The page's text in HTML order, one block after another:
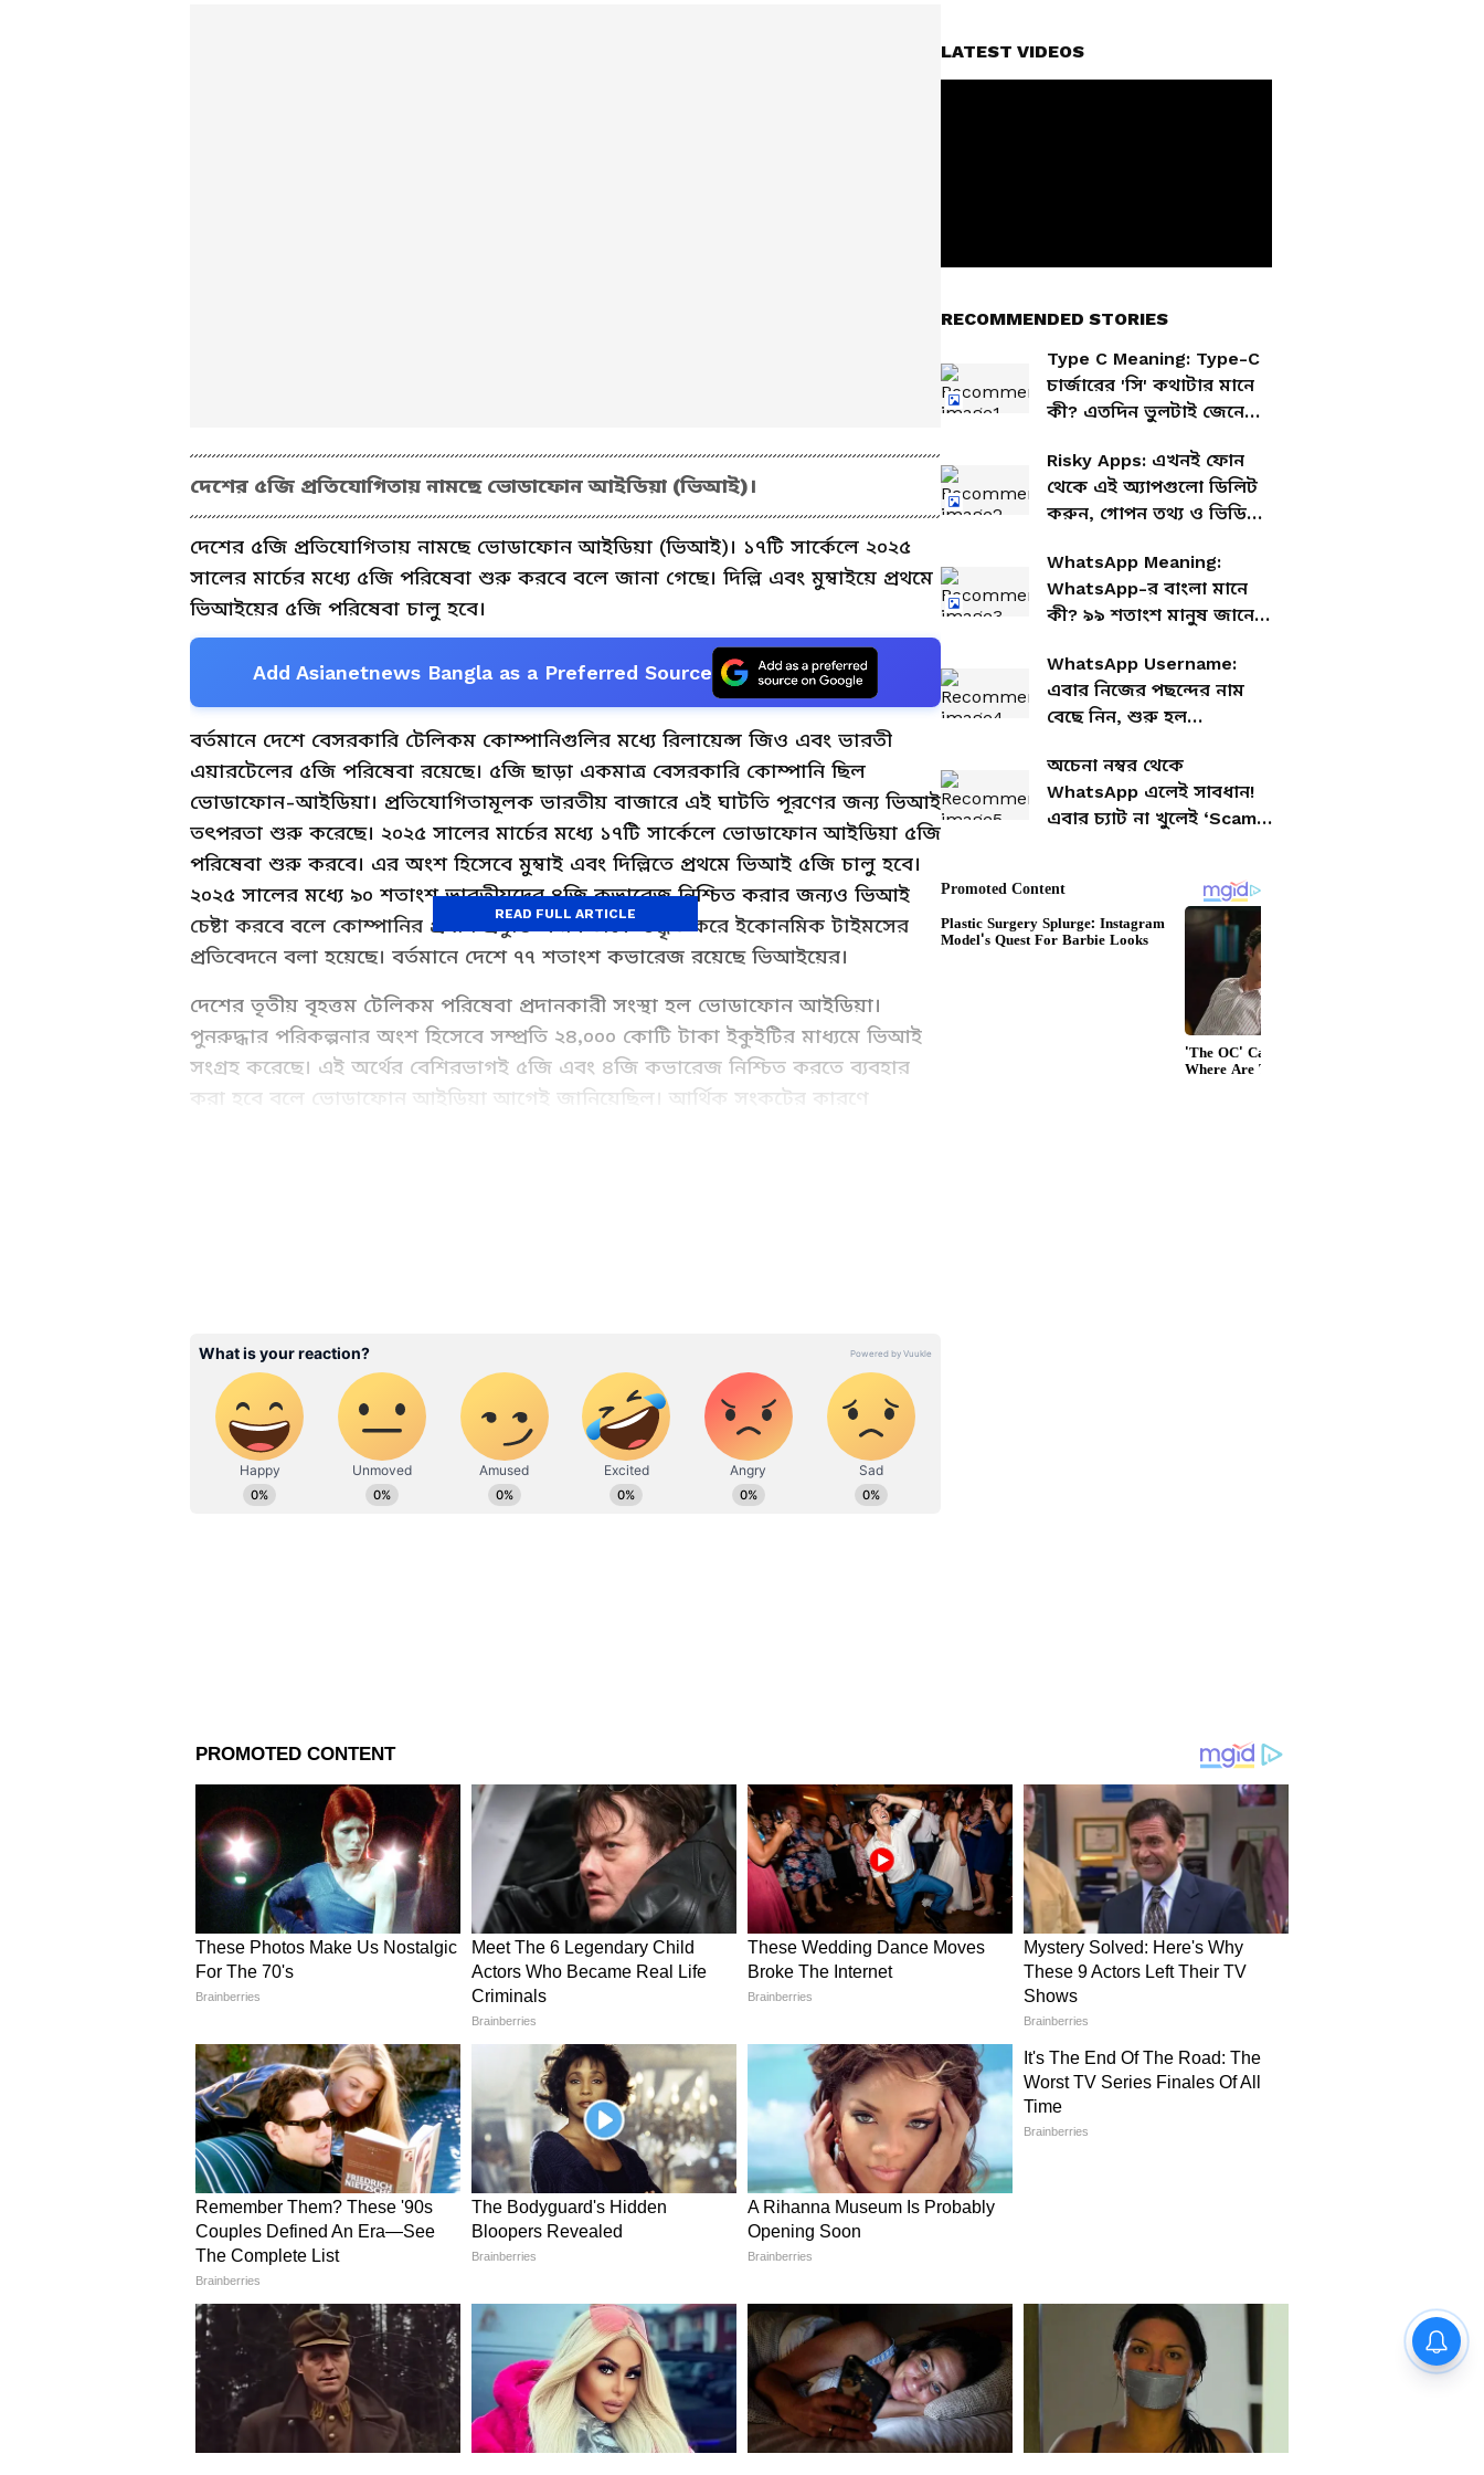
দেশের ৫জি প্রতিযোগিতায় নামছে ভোডাফোন আইডিয়া (ভিআই)।
দেশের ৫জি প্রতিযোগিতায় নামছে ভোডাফোন আইডিয়া (ভিআই)। ১৭টি সার্কেলে ২০২৫
সালের মার্চের মধ্যে ৫জি পরিষেবা শুরু করবে বলে জানা গেছে। দিল্লি এবং মুম্বাইয়ে প্রথমে
ভিআইয়ের ৫জি পরিষেবা চালু হবে।
Add Asianetnews Bangla as a Preferred Source
বর্তমানে দেশে বেসরকারি টেলিকম কোম্পানিগুলির মধ্যে রিলায়েন্স জিও এবং ভারতী
এয়ারটেলের ৫জি পরিষেবা রয়েছে। ৫জি ছাড়া একমাত্র বেসরকারি কোম্পানি ছিল
ভোডাফোন-আইডিয়া। প্রতিযোগিতামূলক ভারতীয় বাজারে এই ঘাটতি পূরণের জন্য ভিআই
তৎপরতা শুরু করেছে। ২০২৫ সালের মার্চের মধ্যে ১৭টি সার্কেলে ভোডাফোন আইডিয়া ৫জি
পরিষেবা শুরু করবে। এর অংশ হিসেবে মুম্বাই এবং দিল্লিতে প্রথমে ভিআই ৫জি চালু হবে।
২০২৫ সালের মধ্যে ৯০ শতাংশ ভারতীয়দের ৪জি কভারেজ নিশ্চিত করার জন্যও ভিআই
চেষ্টা করবে বলে কোম্পানির প্রধান প্রযুক্তি কর্মকর্তাকে উদ্ধৃত করে ইকোনমিক টাইমসের
প্রতিবেদনে বলা হয়েছে। বর্তমানে দেশে ৭৭ শতাংশ কভারেজ রয়েছে ভিআইয়ের।
দেশের তৃতীয় বৃহত্তম টেলিকম পরিষেবা প্রদানকারী সংস্থা হল ভোডাফোন আইডিয়া।
পুনরুদ্ধার পরিকল্পনার অংশ হিসেবে সম্প্রতি ২৪,০০০ কোটি টাকা ইকুইটির মাধ্যমে ভিআই
সংগ্রহ করেছে। এই অর্থের বেশিরভাগই ৫জি এবং ৪জি কভারেজ নিশ্চিত করতে ব্যবহার
করা হবে বলে ভোডাফোন আইডিয়া আগেই জানিয়েছিল। আর্থিক সংকটের কারণে
দক্ষিণ কোরিয়ার ইলেকট্রনিক জায়ান্ট স্যামসাংয়ের সাথে যৌথভাবে কর্ণাটক, বিহার এবং
পাঞ্জাব সার্কেলে ভার্চুয়ালাইজড রেডিও অ্যাক্সেস নেটওয়ার্ক স্থাপনের চেষ্টা করছে ভিআই।
READ FULL ARTICLE
LATEST VIDEOS
RECOMMENDED STORIES
Type C Meaning: Type-C
চার্জারের 'সি' কথাটার মানে
কী? এতদিন ভুলটাই জেনে
Risky Apps: এখনই ফোন
থেকে এই অ্যাপগুলো ডিলিট
করুন, গোপন তথ্য ও ভিডিও
WhatsApp Meaning:
WhatsApp-র বাংলা মানে
কী? ৯৯ শতাংশ মানুষ জানেন
WhatsApp Username:
এবার নিজের পছন্দের নাম
বেছে নিন, শুরু হল
অচেনা নম্বর থেকে
WhatsApp এলেই সাবধান!
এবার চ্যাট না খুলেই ‘Scam